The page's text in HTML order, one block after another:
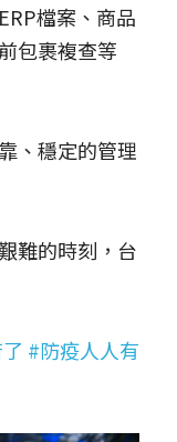
檔案、商品
包裹複查等
、穩定的管理
難的時刻，台
#防疫人人有